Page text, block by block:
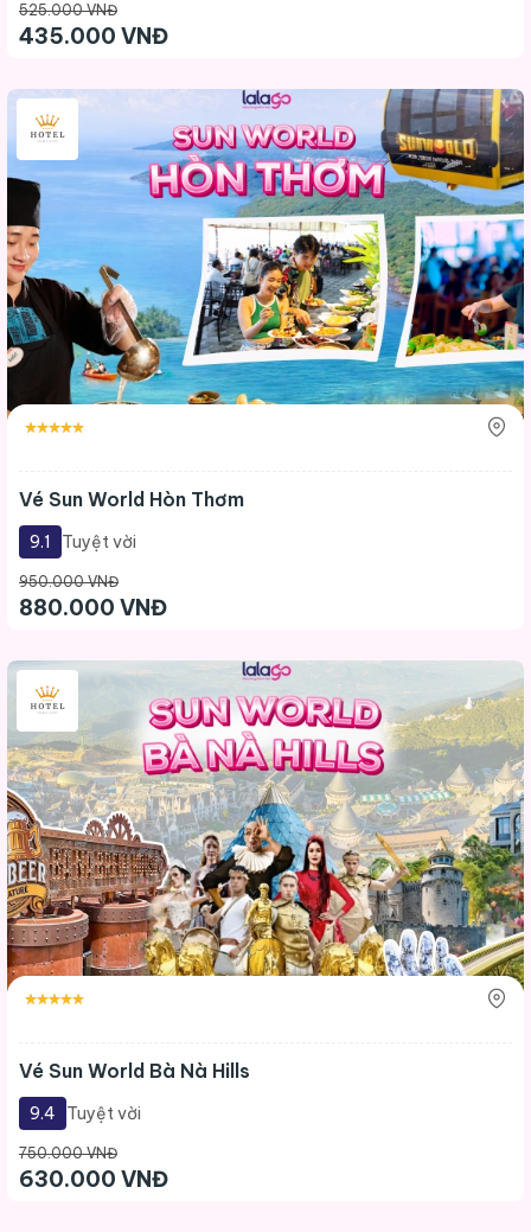
525.000 VNĐ
435.000 VNĐ
Vé Sun World Hòn Thơm
9.1 Tuyệt vời
950.000 VNĐ
880.000 VNĐ
Vé Sun World Bà Nà Hills
9.4 Tuyệt vời
750.000 VNĐ
630.000 VNĐ